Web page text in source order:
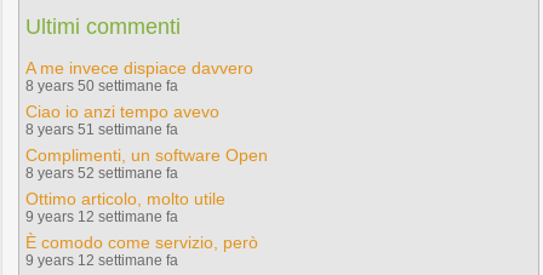
Ultimi commenti
A me invece dispiace davvero
8 years 50 settimane fa
Ciao io anzi tempo avevo
8 years 51 settimane fa
Complimenti, un software Open
8 years 52 settimane fa
Ottimo articolo, molto utile
9 years 12 settimane fa
È comodo come servizio, però
9 years 12 settimane fa